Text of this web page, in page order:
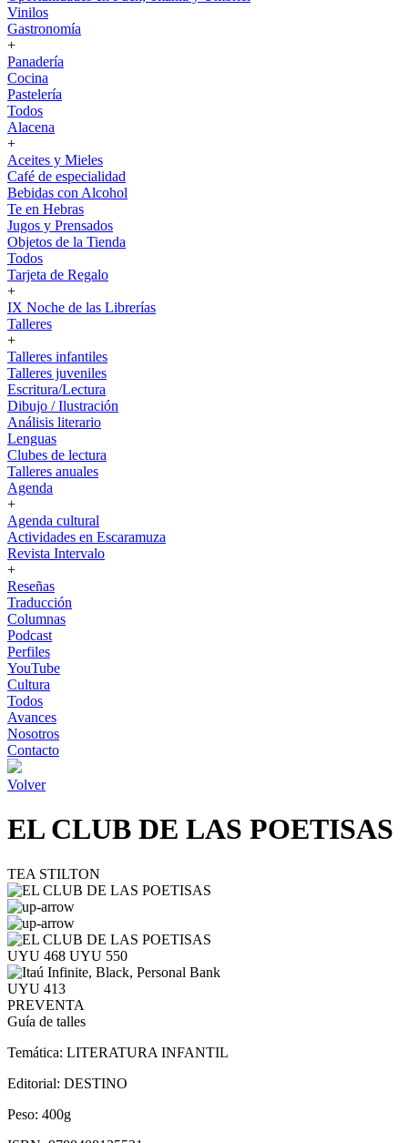
Vinilos
Gastronomía
+
Panadería
Cocina
Pastelería
Todos
Alacena
+
Aceites y Mieles
Café de especialidad
Bebidas con Alcohol
Te en Hebras
Jugos y Prensados
Objetos de la Tienda
Todos
Tarjeta de Regalo
+
IX Noche de las Librerías
Talleres
+
Talleres infantiles
Talleres juveniles
Escritura/Lectura
Dibujo / Ilustración
Análisis literario
Lenguas
Clubes de lectura
Talleres anuales
Agenda
+
Agenda cultural
Actividades en Escaramuza
Revista Intervalo
+
Reseñas
Traducción
Columnas
Podcast
Perfiles
YouTube
Cultura
Todos
Avances
Nosotros
Contacto
Volver
EL CLUB DE LAS POETISAS
TEA STILTON
UYU 468 UYU 550
UYU 413
PREVENTA
Guía de talles
Temática: LITERATURA INFANTIL
Editorial: DESTINO
Peso: 400g